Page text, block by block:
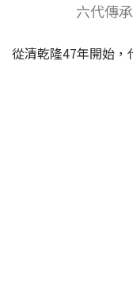
六代傳
從清乾隆47年開始